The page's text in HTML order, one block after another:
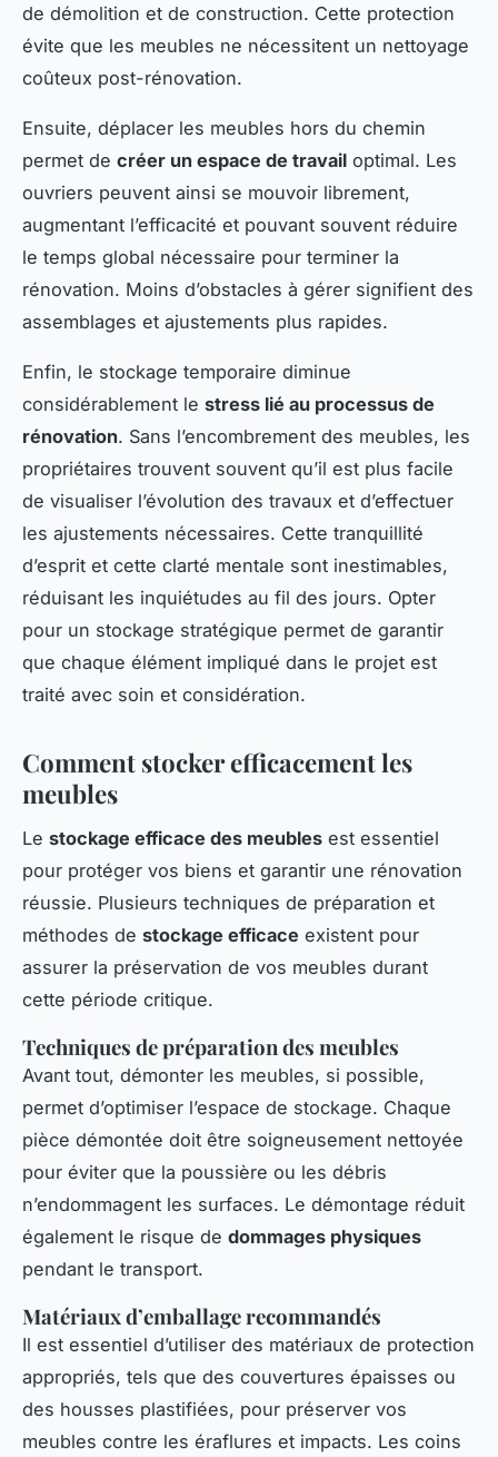
de démolition et de construction. Cette protection
évite que les meubles ne nécessitent un nettoyage
coûteux post-rénovation.
Ensuite, déplacer les meubles hors du chemin
permet de créer un espace de travail optimal. Les
ouvriers peuvent ainsi se mouvoir librement,
augmentant l’efficacité et pouvant souvent réduire
le temps global nécessaire pour terminer la
rénovation. Moins d’obstacles à gérer signifient des
assemblages et ajustements plus rapides.
Enfin, le stockage temporaire diminue
considérablement le stress lié au processus de
rénovation. Sans l’encombrement des meubles, les
propriétaires trouvent souvent qu’il est plus facile
de visualiser l’évolution des travaux et d’effectuer
les ajustements nécessaires. Cette tranquillité
d’esprit et cette clarté mentale sont inestimables,
réduisant les inquiétudes au fil des jours. Opter
pour un stockage stratégique permet de garantir
que chaque élément impliqué dans le projet est
traité avec soin et considération.
Comment stocker efficacement les
meubles
Le stockage efficace des meubles est essentiel
pour protéger vos biens et garantir une rénovation
réussie. Plusieurs techniques de préparation et
méthodes de stockage efficace existent pour
assurer la préservation de vos meubles durant
cette période critique.
Techniques de préparation des meubles
Avant tout, démonter les meubles, si possible,
permet d’optimiser l’espace de stockage. Chaque
pièce démontée doit être soigneusement nettoyée
pour éviter que la poussière ou les débris
n’endommagent les surfaces. Le démontage réduit
également le risque de dommages physiques
pendant le transport.
Matériaux d’emballage recommandés
Il est essentiel d’utiliser des matériaux de protection
appropriés, tels que des couvertures épaisses ou
des housses plastifiées, pour préserver vos
meubles contre les éraflures et impacts. Les coins